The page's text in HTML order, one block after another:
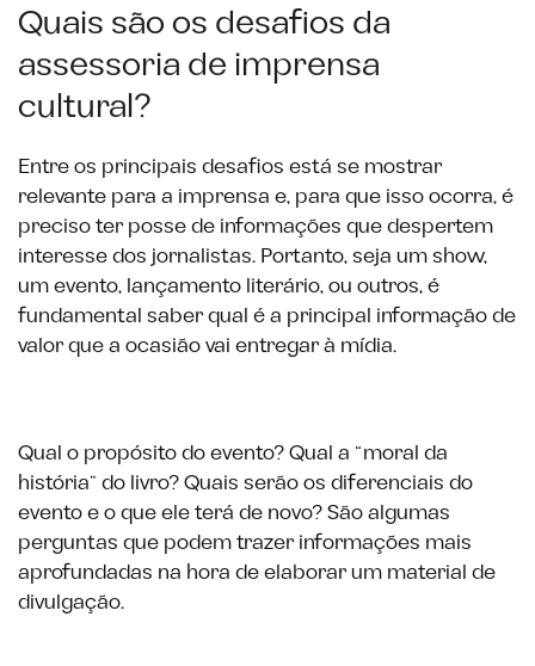
Quais são os desafios da
assessoria de imprensa
cultural?
Entre os principais desafios está se mostrar
relevante para a imprensa e, para que isso ocorra, é
preciso ter posse de informações que despertem
interesse dos jornalistas. Portanto, seja um show,
um evento, lançamento literário, ou outros, é
fundamental saber qual é a principal informação de
valor que a ocasião vai entregar à mídia.
Qual o propósito do evento? Qual a “moral da
história” do livro? Quais serão os diferenciais do
evento e o que ele terá de novo? São algumas
perguntas que podem trazer informações mais
aprofundadas na hora de elaborar um material de
divulgação.